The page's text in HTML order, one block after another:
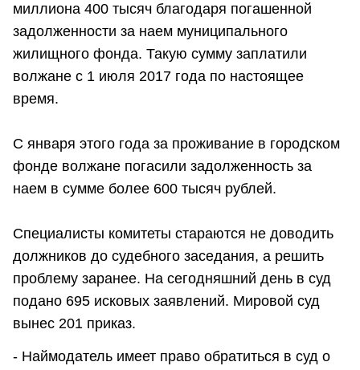
миллиона 400 тысяч благодаря погашенной
задолженности за наем муниципального
жилищного фонда. Такую сумму заплатили
волжане с 1 июля 2017 года по настоящее
время.
С января этого года за проживание в городском
фонде волжане погасили задолженность за
наем в сумме более 600 тысяч рублей.
Специалисты комитеты стараются не доводить
должников до судебного заседания, а решить
проблему заранее. На сегодняшний день в суд
подано 695 исковых заявлений. Мировой суд
вынес 201 приказ.
- Наймодатель имеет право обратиться в суд о